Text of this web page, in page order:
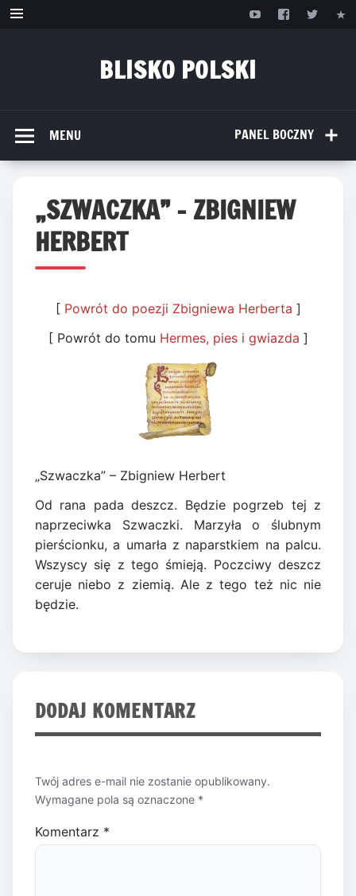
Przejdź
BLISKO POLSKI
PANEL BOCZNY
MENU
„SZWACZKA” – ZBIGNIEW
HERBERT
[ Powrót do poezji Zbigniewa Herberta ]
[ Powrót do tomu Hermes, pies i gwiazda ]
„Szwaczka” – Zbigniew Herbert
Od rana pada deszcz. Będzie pogrzeb tej z
naprzeciwka Szwaczki. Marzyła o ślubnym
pierścionku, a umarła z naparstkiem na palcu.
Wszyscy się z tego śmieją. Poczciwy deszcz
ceruje niebo z ziemią. Ale z tego też nic nie
będzie.
DODAJ KOMENTARZ
Twój adres e-mail nie zostanie opublikowany.
Wymagane pola są oznaczone *
Komentarz *